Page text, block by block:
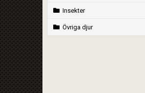
Insekter
Övriga djur